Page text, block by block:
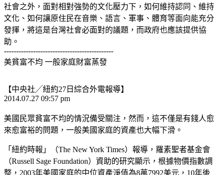
社會之外，面對相對強勢的文化壓力下，如何維持認同、維持
文化、如何讓原住民在音樂、語言、軍事、體育等面向能充分
發揮，將這是台灣社會必面對的議題，而政府也應該提供協
助。
---------------------------------------------
美貧富不均 一般家庭財富蒸發
【中央社╱紐約27日綜合外電報導】
2014.07.27 09:57 pm
美國民眾貧富不均的情況備受關注，然而，這不僅是有錢人愈
來愈富裕的問題，一般美國家庭的資產也大幅下滑。
「紐約時報」（The New York Times）報導，羅素聖者基金會
（Russell Sage Foundation）資助的研究顯示，根據物價指數調
整，2003年美國家庭的中位資產淨值為8萬7992美元，10年後